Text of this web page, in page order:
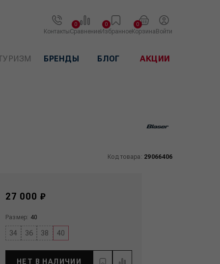
КонтактыСравнение
0
Избранное
0
Корзина
0
Войти
БРЕНДЫ БЛОГ АКЦИИ
Код товара: 29066406
27 000 ₽
Размер: 40
34 36 38 40
НЕТ В НАЛИЧИИ